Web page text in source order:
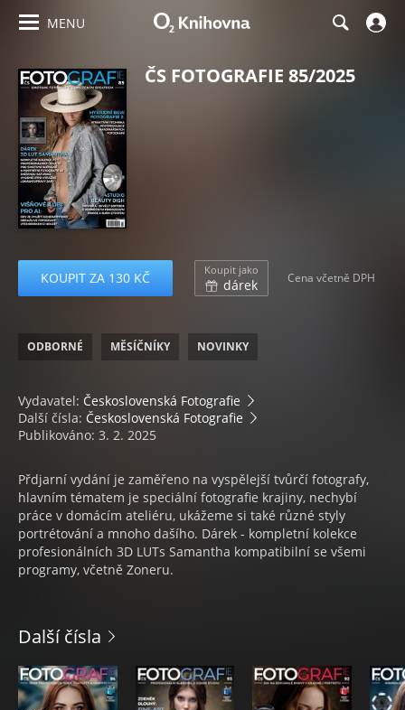
MENU
ČS FOTOGRAFIE 85/2025
KOUPIT ZA 130 KČ Koupit jako
dárek Cena včetně DPH
ODBORNÉ MĚSÍČNÍKY NOVINKY
Vydavatel: Československá Fotografie
Další čísla: Československá Fotografie
Publikováno: 3. 2. 2025
Přdjarní vydání je zaměřeno na vyspělejší tvůrčí fotografy,
hlavním tématem je speciální fotografie krajiny, nechybí
práce v domácím ateliéru, ukážeme si také různé styly
portrétování a mnoho dašího. Dárek - kompletní kolekce
profesionálních 3D LUTs Samantha kompatibilní se všemi
programy, včetně Zoneru.
Další čísla